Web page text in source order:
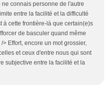
connais personne de l'autre
entre la facilité et la difficulté
à cette frontière-là que certain(e)s
de basculer quand même
> Effort, encore un mot grossier,
et ceux d'entre nous qui sont
subjective entre la facilité et la